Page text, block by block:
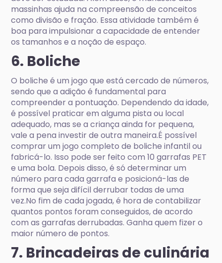
massinhas ajuda na compreensão de conceitos
como divisão e fração. Essa atividade também é
boa para impulsionar a capacidade de entender
os tamanhos e a noção de espaço.
6. Boliche
O boliche é um jogo que está cercado de números,
sendo que a adição é fundamental para
compreender a pontuação. Dependendo da idade,
é possível praticar em alguma pista ou local
adequado, mas se a criança ainda for pequena,
vale a pena investir de outra maneira.É possível
comprar um jogo completo de boliche infantil ou
fabricá-lo. Isso pode ser feito com 10 garrafas PET
e uma bola. Depois disso, é só determinar um
número para cada garrafa e posicioná-las de
forma que seja difícil derrubar todas de uma
vez.No fim de cada jogada, é hora de contabilizar
quantos pontos foram conseguidos, de acordo
com as garrafas derrubadas. Ganha quem fizer o
maior número de pontos.
7. Brincadeiras de culinária